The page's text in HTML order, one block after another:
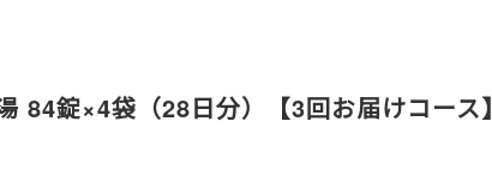
84錠×4袋（28日分）【3回お届けコース】